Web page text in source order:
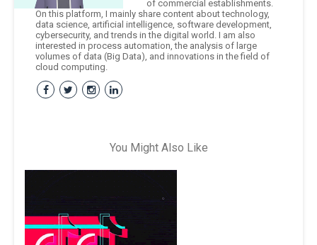
of commercial establishments.
On this platform, I mainly share content about technology,
data science, artificial intelligence, software development,
cybersecurity, and trends in the digital world. I am also
interested in process automation, the analysis of large
volumes of data (Big Data), and innovations in the field of
cloud computing.
You Might Also Like